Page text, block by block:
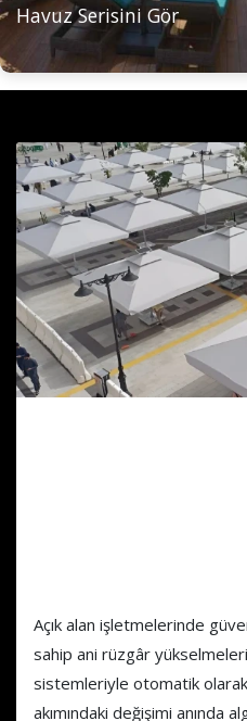
Havuz Serisini Gör
Açık alan işletmelerinde
sahip ani rüzgâr
sistemleriyle otomatik olarak
akımındaki değişimi anında